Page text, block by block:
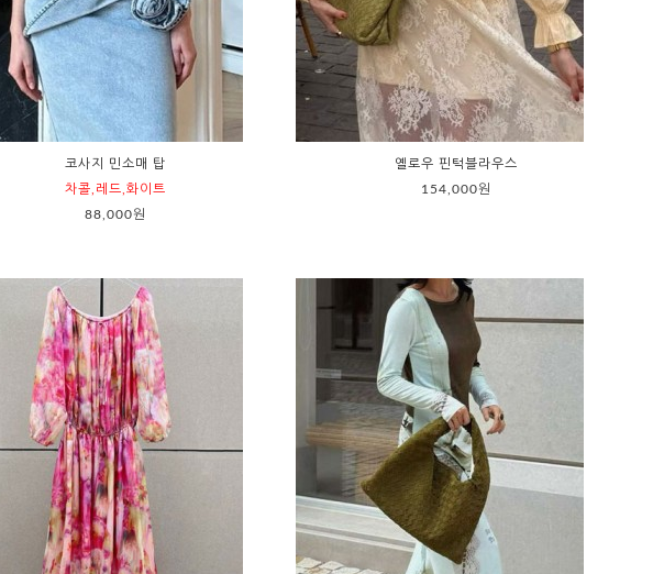
코사지 민소매 탑
차콜,레드,화이트
88,000원
옐로우 핀턱블라우스
154,000원